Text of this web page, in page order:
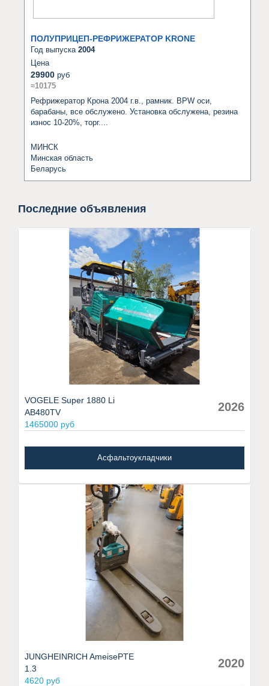
ПОЛУПРИЦЕП-РЕФРИЖЕРАТОР KRONE
Год выпуска 2004
Цена
29900 руб
≈10175
Рефрижератор Крона 2004 г.в., рамник. BPW оси,
барабаны, все обслужено. Установка обслужена, резина
износ 10-20%, торг....
МИНСК
Минская область
Беларусь
Последние объявления
VOGELE Super 1880 Li
AB480TV
1465000 руб
2026
Асфальтоукладчики
JUNGHEINRICH AmeisePTE
1.3
4620 руб
2020